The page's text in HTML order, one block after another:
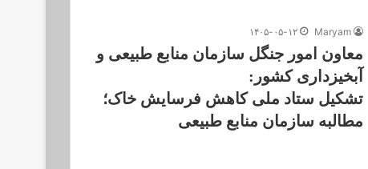
Maryam ۱۴۰۵-۰۵-۱۲
معاون امور جنگل سازمان منابع طبیعی و
آبخیزداری کشور:
تشکیل ستاد ملی کاهش فرسایش خاک؛
مطالبه سازمان منابع طبیعی